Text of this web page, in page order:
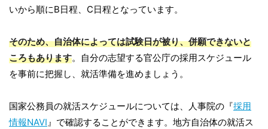
いから順にB日程、C日程となっています。
そのため、自治体によっては試験日が被り、併願できないと
ころもあります。自分の志望する官公庁の採用スケジュール
を事前に把握し、就活準備を進めましょう。
国家公務員の就活スケジュールについては、人事院の『採用
情報NAVI』で確認することができます。地方自治体の就活ス